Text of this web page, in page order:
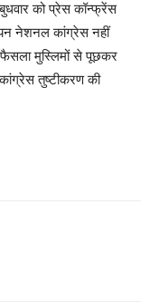
बुधवार को प्रेस कॉन्फ्रेंस
नेशनल कांग्रेस नहीं
फैसला मुस्लिमों से पूछकर
तुष्टीकरण की